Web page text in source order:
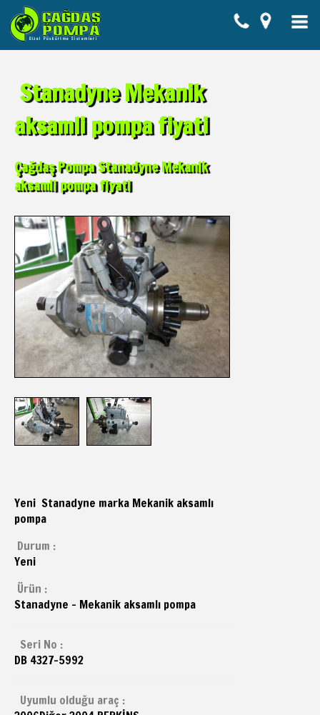
Stanadyne Mekanik
aksamli pompa fiyati
Çağdaş Pompa Stanadyne Mekanik
aksamli pompa fiyati
Yeni Stanadyne marka Mekanik aksamlı
pompa
Durum :
Yeni
Ürün :
Stanadyne - Mekanik aksamlı pompa
Seri No :
DB 4327-5992
Uyumlu olduğu araç :